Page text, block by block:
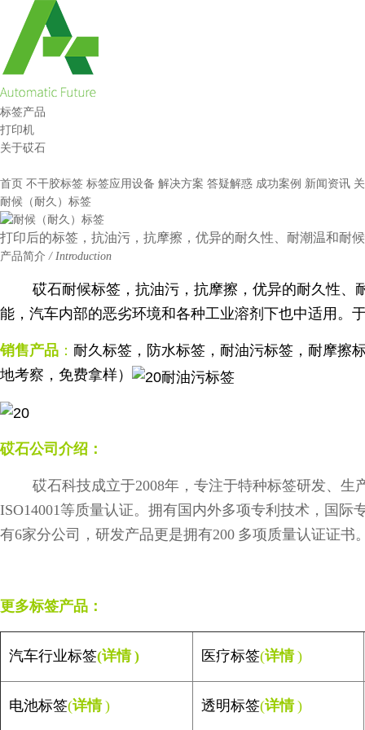
标签产品
打印机
关于砹石
首页 不干胶标签 标签应用设备 解决方案 答疑解惑 成功案例 新闻资讯
耐候（耐久）标签
打印后的标签，抗油污，抗摩擦，优异的耐久性、耐潮温和耐
产品简介 / Introduction
砹石耐候标签，抗油污，抗摩擦，优异的耐久性、
能，汽车内部的恶劣环境和各种工业溶剂下也中适用。
销售产品 ： 耐久标签，防水标签，耐油污标签，耐摩擦
地考察，免费拿样）
砹石公司介绍：
砹石科技成立于2008年，专注于特种标签研发、生
ISO14001等质量认证。拥有国内外多项专利技术，国际
有6家分公司，研发产品更是拥有200 多项质量认证证书
更多标签产品：
汽车行业标签(详情 ) 医疗标签(详情 )
电池标签(详情 ) 透明标签(详情 )